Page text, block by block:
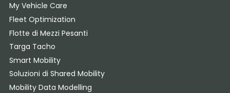
My Vehicle Care
Fleet Optimization
Flotte di Mezzi Pesanti
Targa Tacho
Smart Mobility
Soluzioni di Shared Mobility
Mobility Data Modelling